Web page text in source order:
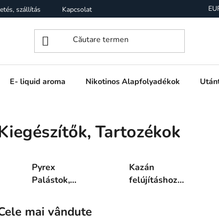
szállítás Kapcsolat Üzleti feltételek
E- liquid aroma Nikotinos Alapfolyadékok
Tartozékok
Pyrex
Palástok,
Kazán
felújításhoz
mai vândute